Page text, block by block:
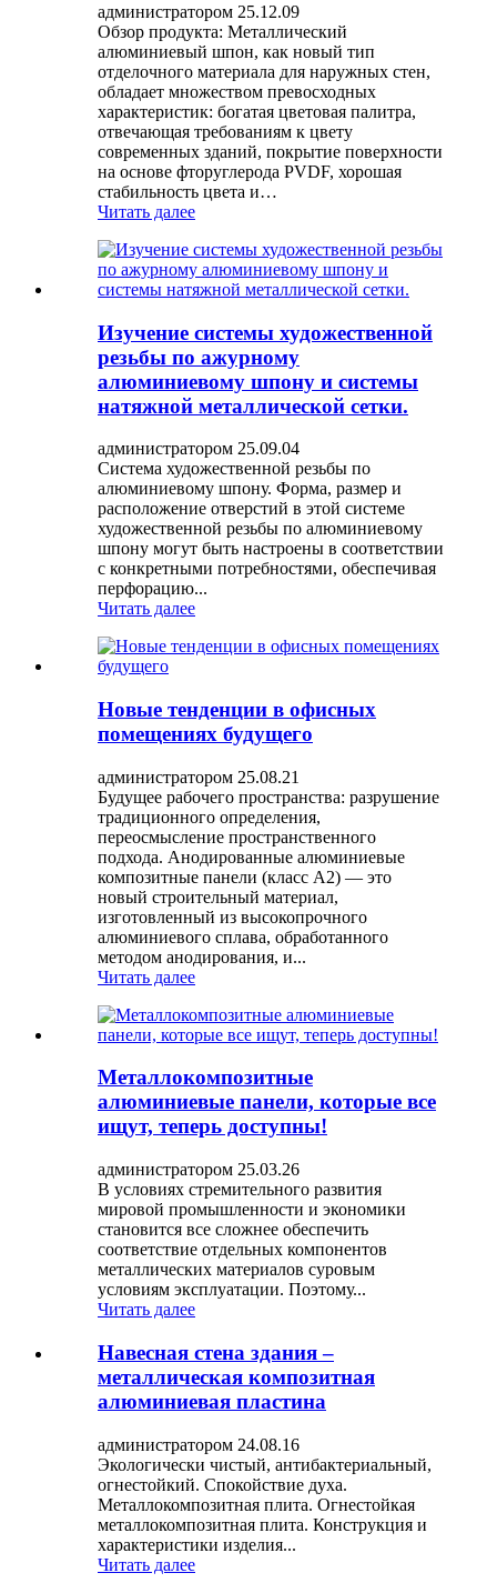
администратором 25.12.09
Обзор продукта: Металлический
алюминиевый шпон, как новый тип
отделочного материала для наружных стен,
обладает множеством превосходных
характеристик: богатая цветовая палитра,
отвечающая требованиям к цвету
современных зданий, покрытие поверхности
на основе фторуглерода PVDF, хорошая
стабильность цвета и…
Читать далее
Изучение системы художественной
резьбы по ажурному
алюминиевому шпону и системы
натяжной металлической сетки.
администратором 25.09.04
Система художественной резьбы по
алюминиевому шпону. Форма, размер и
расположение отверстий в этой системе
художественной резьбы по алюминиевому
шпону могут быть настроены в соответствии
с конкретными потребностями, обеспечивая
перфорацию...
Читать далее
Новые тенденции в офисных
помещениях будущего
администратором 25.08.21
Будущее рабочего пространства: разрушение
традиционного определения,
переосмысление пространственного
подхода. Анодированные алюминиевые
композитные панели (класс A2) — это
новый строительный материал,
изготовленный из высокопрочного
алюминиевого сплава, обработанного
методом анодирования, и...
Читать далее
Металлокомпозитные
алюминиевые панели, которые все
ищут, теперь доступны!
администратором 25.03.26
В условиях стремительного развития
мировой промышленности и экономики
становится все сложнее обеспечить
соответствие отдельных компонентов
металлических материалов суровым
условиям эксплуатации. Поэтому...
Читать далее
Навесная стена здания –
металлическая композитная
алюминиевая пластина
администратором 24.08.16
Экологически чистый, антибактериальный,
огнестойкий. Спокойствие духа.
Металлокомпозитная плита. Огнестойкая
металлокомпозитная плита. Конструкция и
характеристики изделия...
Читать далее